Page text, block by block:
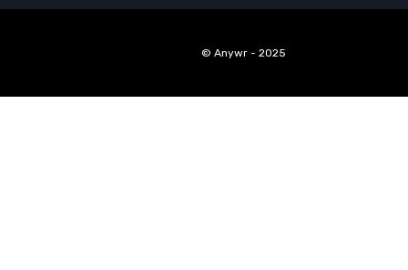
© Anywr - 2025